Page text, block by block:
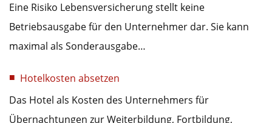
Eine Risiko Lebensversicherung stellt keine
Betriebsausgabe für den Unternehmer dar. Sie kann
maximal als Sonderausgabe…
Hotelkosten absetzen
Das Hotel als Kosten des Unternehmers für
Übernachtungen zur Weiterbildung, Fortbildung,